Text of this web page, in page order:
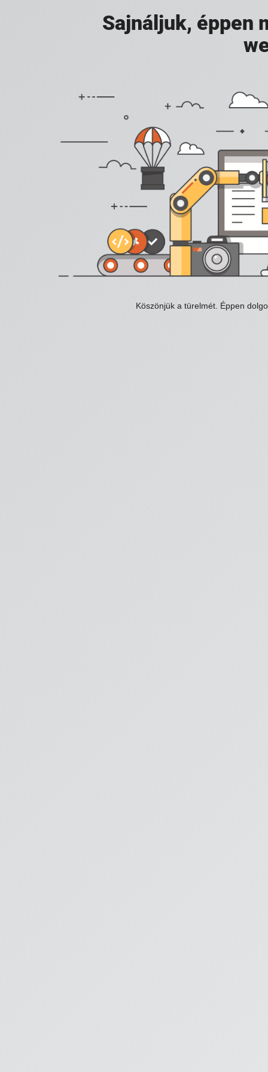
Sajnáljuk, éppen
Köszönjük a türelmét. Éppen